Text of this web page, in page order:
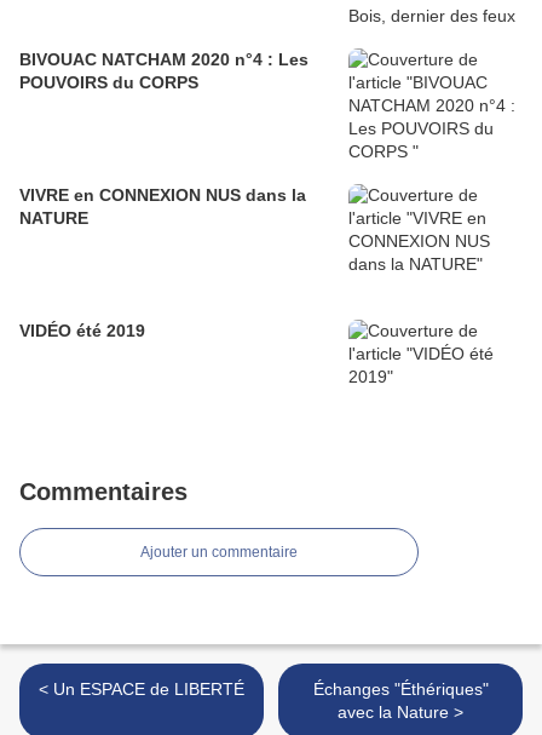
BIVOUAC NATCHAM 2020 n°4 : Les
POUVOIRS du CORPS
VIVRE en CONNEXION NUS dans la
NATURE
VIDÉO été 2019
Commentaires
Ajouter un commentaire
< Un ESPACE de LIBERTÉ
Échanges "Éthériques"
avec la Nature >